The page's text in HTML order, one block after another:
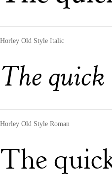
Horley Old Style Italic
The
Horley Old Style Roman
The